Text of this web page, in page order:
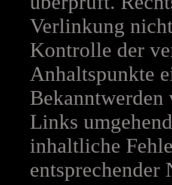
Verlinkung
Kontrolle der
Anhaltspunkte
Bekanntwerden
Links
inhaltliche